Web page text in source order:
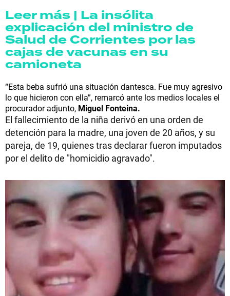
Leer más | La insólita
explicación del ministro de
Salud de Corrientes por las
cajas de vacunas en su
camioneta
“Esta beba sufrió una situación dantesca. Fue muy agresivo
lo que hicieron con ella”, remarcó ante los medios locales el
procurador adjunto, Miguel Fonteina.
El fallecimiento de la niña derivó en una orden de
detención para la madre, una joven de 20 años, y su
pareja, de 19, quienes tras declarar fueron imputados
por el delito de "homicidio agravado".